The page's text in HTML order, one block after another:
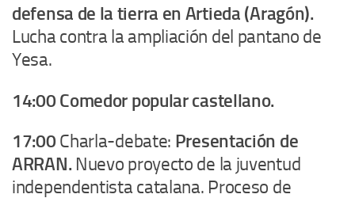
defensa de la tierra en Artieda (Aragón).
Lucha contra la ampliación del pantano de
Yesa.
14:00 Comedor popular castellano.
17:00Charla-debate: Presentación de
ARRAN. Nuevo proyecto de la juventud
independentista catalana. Proceso de